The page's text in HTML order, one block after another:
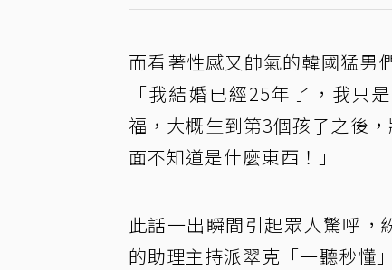
而看著性感又帥氣的韓國猛男
「我結婚已經25年了，我只
福，大概生到第3個孩子之後
面不知道是什麼東西！」
此話一出瞬間引起眾人驚呼
的助理主持派翠克「一聽秒懂